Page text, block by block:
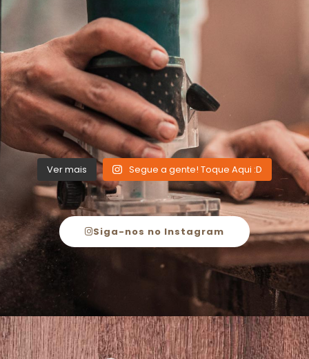
Ver mais Segue a gente! Toque Aqui :D
Siga-nos no Instagram